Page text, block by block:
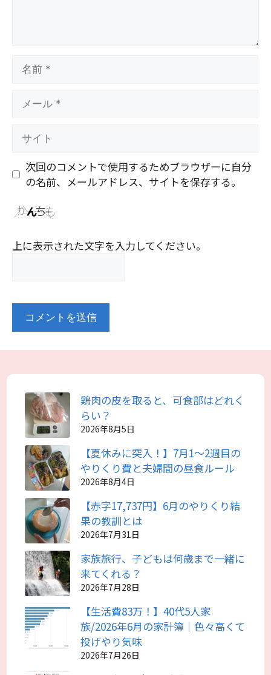
次回のコメントで使用するためブラウザーに自分
の名前、メールアドレス、サイトを保存する。
上に表示された文字を入力してください。
鶏肉の皮を取ると、可食部はどれく
らい？
2026年8月5日
【夏休みに突入！】7月1～2週目の
やりくり費と夫婦間の昼食ルール
2026年8月4日
【赤字17,737円】6月のやりくり結
果の教訓とは
2026年7月31日
家族旅行、子どもは何歳まで一緒に
来てくれる？
2026年7月28日
【生活費83万！】40代5人家
族/2026年6月の家計簿｜色々高くて
投げやり気味
2026年7月26日